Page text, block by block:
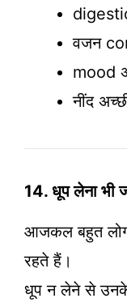
वजन
mood
नींद
14. धूप लेना भी
आजकल बहुत
रहते हैं।
धूप न लेने से उनके